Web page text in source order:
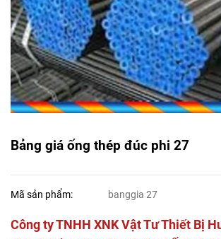
Bảng giá ống thép đúc phi 27
Mã sản phẩm: banggia 27
Công ty TNHH XNK Vật Tư Thiết Bị